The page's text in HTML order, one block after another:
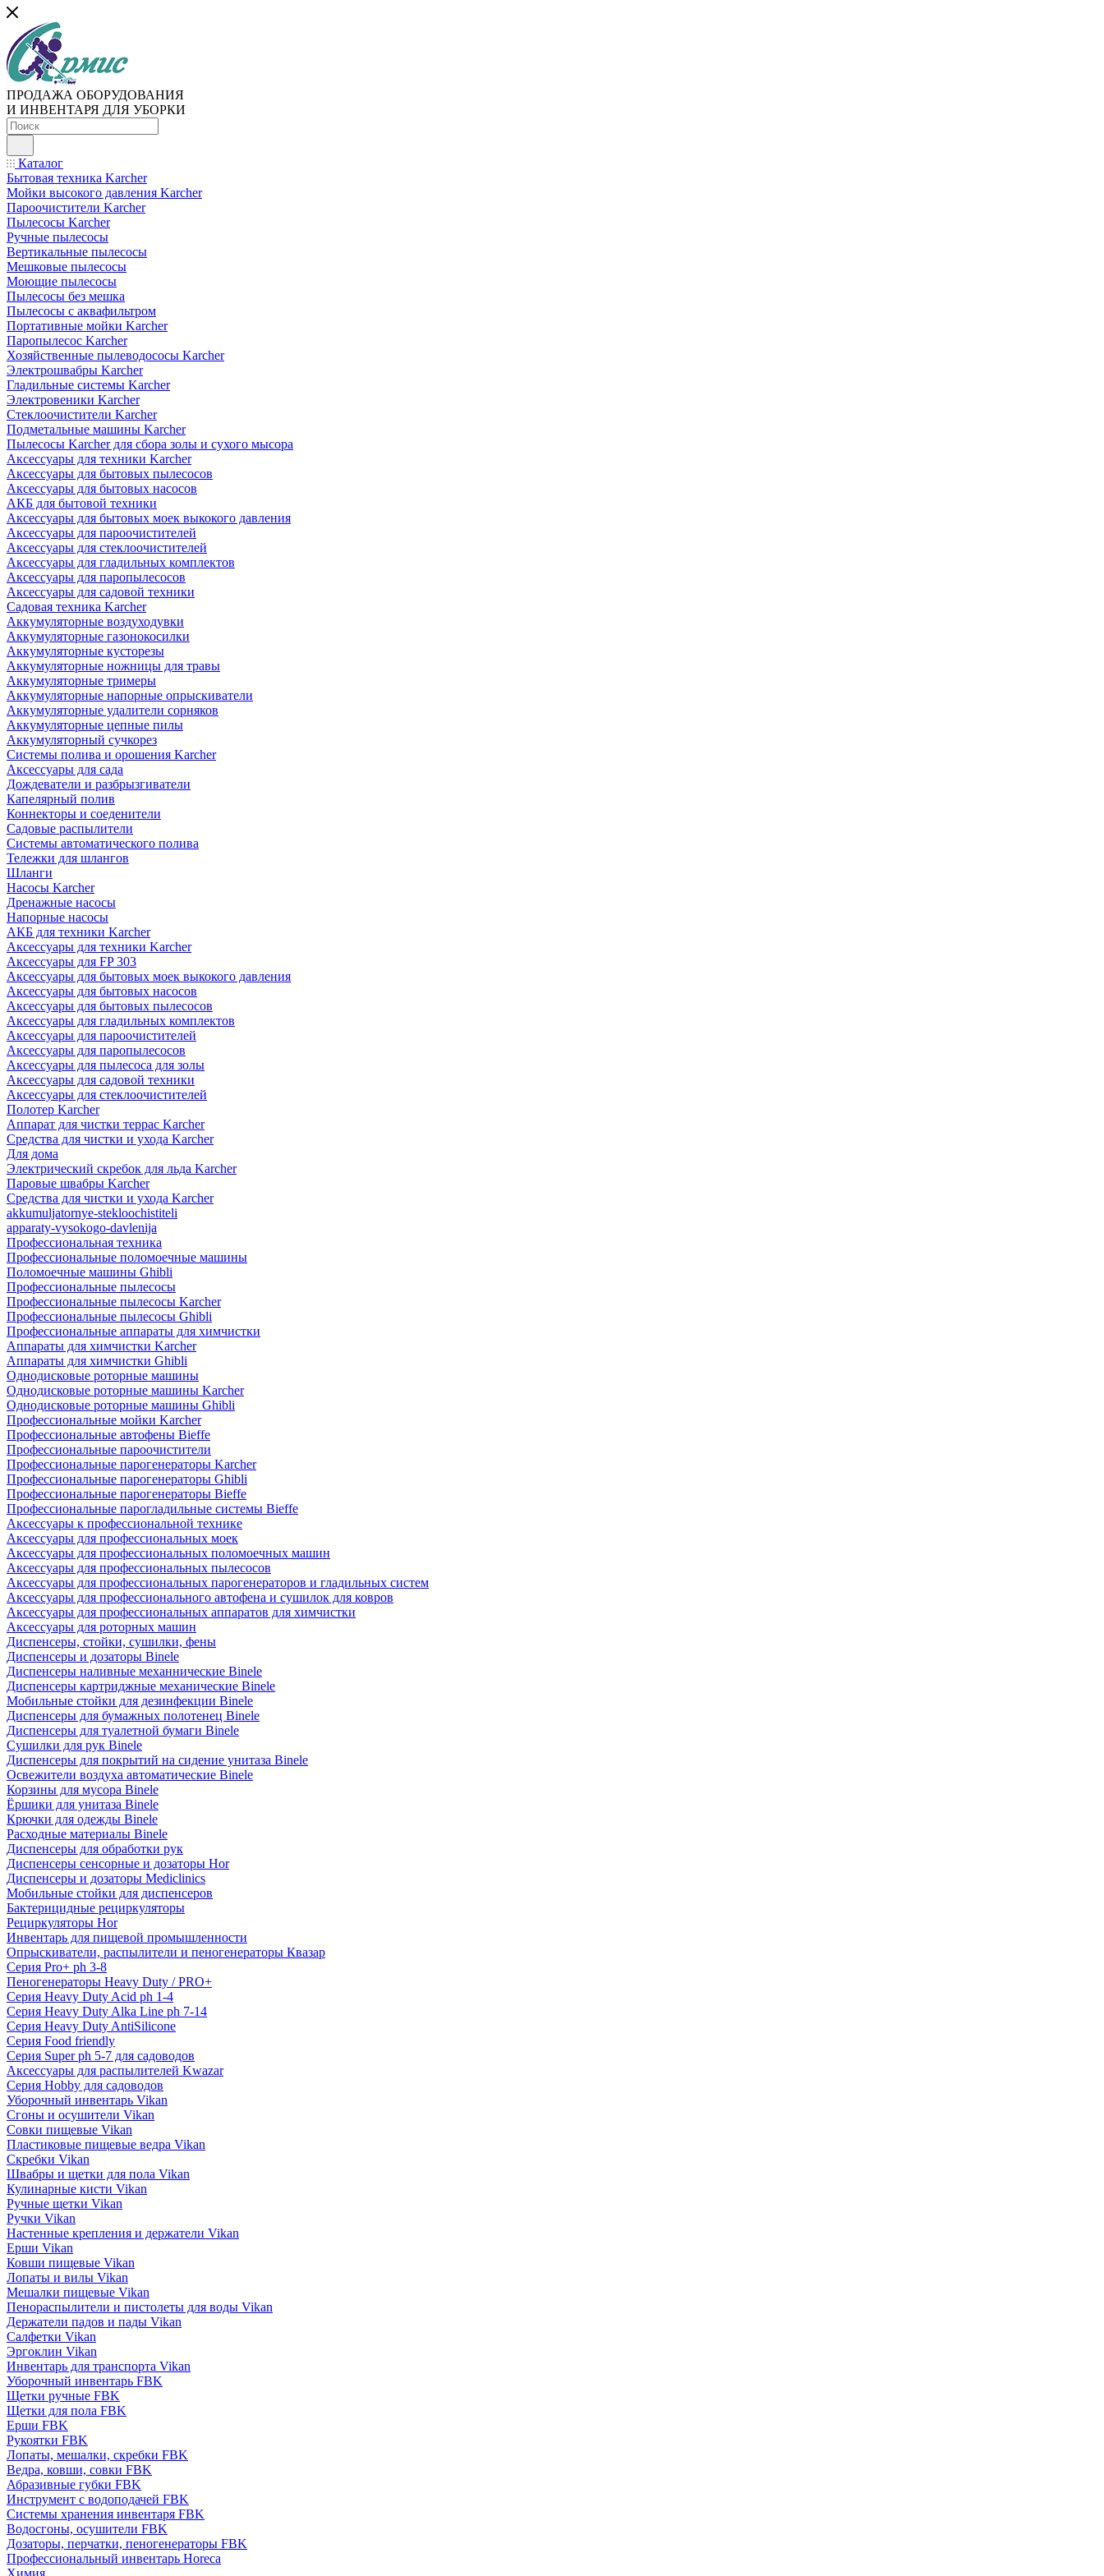
ПРОДАЖА ОБОРУДОВАНИЯ
И ИНВЕНТАРЯ ДЛЯ УБОРКИ
Каталог
Бытовая техника Karcher
Мойки высокого давления Karcher
Пароочистители Karcher
Пылесосы Karcher
Ручные пылесосы
Вертикальные пылесосы
Мешковые пылесосы
Моющие пылесосы
Пылесосы без мешка
Пылесосы с аквафильтром
Портативные мойки Karcher
Паропылесос Karcher
Хозяйственные пылеводососы Karcher
Электрошвабры Karcher
Гладильные системы Karcher
Электровеники Karcher
Стеклоочистители Karcher
Подметальные машины Karcher
Пылесосы Karcher для сбора золы и сухого мысора
Аксессуары для техники Karcher
Аксессуары для бытовых пылесосов
Аксессуары для бытовых насосов
АКБ для бытовой техники
Аксессуары для бытовых моек выкокого давления
Аксессуары для пароочистителей
Аксессуары для стеклоочистителей
Аксессуары для гладильных комплектов
Аксессуары для паропылесосов
Аксессуары для садовой техники
Садовая техника Karcher
Аккумуляторные воздуходувки
Аккумуляторные газонокосилки
Аккумуляторные кусторезы
Аккумуляторные ножницы для травы
Аккумуляторные тримеры
Аккумуляторные напорные опрыскиватели
Аккумуляторные удалители сорняков
Аккумуляторные цепные пилы
Аккумуляторный сучкорез
Системы полива и орошения Karcher
Аксессуары для сада
Дождеватели и разбрызгиватели
Капелярный полив
Коннекторы и соеденители
Садовые распылители
Системы автоматического полива
Тележки для шлангов
Шланги
Насосы Karcher
Дренажные насосы
Напорные насосы
АКБ для техники Karcher
Аксессуары для техники Karcher
Аксессуары для FP 303
Аксессуары для бытовых моек выкокого давления
Аксессуары для бытовых насосов
Аксессуары для бытовых пылесосов
Аксессуары для гладильных комплектов
Аксессуары для пароочистителей
Аксессуары для паропылесосов
Аксессуары для пылесоса для золы
Аксессуары для садовой техники
Аксессуары для стеклоочистителей
Полотер Karcher
Аппарат для чистки террас Karcher
Средства для чистки и ухода Karcher
Для дома
Электрический скребок для льда Karcher
Паровые швабры Karcher
Средства для чистки и ухода Karcher
akkumuljatornye-stekloochistiteli
apparaty-vysokogo-davlenija
Профессиональная техника
Профессиональные поломоечные машины
Поломоечные машины Ghibli
Профессиональные пылесосы
Профессиональные пылесосы Karcher
Профессиональные пылесосы Ghibli
Профессиональные аппараты для химчистки
Аппараты для химчистки Karcher
Аппараты для химчистки Ghibli
Однодисковые роторные машины
Однодисковые роторные машины Karcher
Однодисковые роторные машины Ghibli
Профессиональные мойки Karcher
Профессиональные автофены Bieffe
Профессиональные пароочистители
Профессиональные парогенераторы Karcher
Профессиональные парогенераторы Ghibli
Профессиональные парогенераторы Bieffe
Профессиональные парогладильные системы Bieffe
Аксессуары к профессиональной технике
Аксессуары для профессиональных моек
Аксессуары для профессиональных поломоечных машин
Аксессуары для профессиональных пылесосов
Аксессуары для профессиональных парогенераторов и гладильных систем
Аксессуары для профессионального автофена и сушилок для ковров
Аксессуары для профессиональных аппаратов для химчистки
Аксессуары для роторных машин
Диспенсеры, стойки, сушилки, фены
Диспенсеры и дозаторы Binele
Диспенсеры наливные механнические Binele
Диспенсеры картриджные механические Binele
Мобильные стойки для дезинфекции Binele
Диспенсеры для бумажных полотенец Binele
Диспенсеры для туалетной бумаги Binele
Сушилки для рук Binele
Диспенсеры для покрытий на сидение унитаза Binele
Освежители воздуха автоматические Binele
Корзины для мусора Binele
Ёршики для унитаза Binele
Крючки для одежды Binele
Расходные материалы Binele
Диспенсеры для обработки рук
Диспенсеры сенсорные и дозаторы Hor
Диспенсеры и дозаторы Mediclinics
Мобильные стойки для диспенсеров
Бактерицидные рециркуляторы
Рециркуляторы Hor
Инвентарь для пищевой промышленности
Опрыскиватели, распылители и пеногенераторы Квазар
Серия Pro+ ph 3-8
Пеногенераторы Heavy Duty / PRO+
Серия Heavy Duty Acid ph 1-4
Серия Heavy Duty Alka Line ph 7-14
Серия Heavy Duty AntiSilicone
Серия Food friendly
Серия Super ph 5-7 для садоводов
Аксессуары для распылителей Kwazar
Серия Hobby для садоводов
Уборочный инвентарь Vikan
Сгоны и осушители Vikan
Совки пищевые Vikan
Пластиковые пищевые ведра Vikan
Скребки Vikan
Швабры и щетки для пола Vikan
Кулинарные кисти Vikan
Ручные щетки Vikan
Ручки Vikan
Настенные крепления и держатели Vikan
Ерши Vikan
Ковши пищевые Vikan
Лопаты и вилы Vikan
Мешалки пищевые Vikan
Пенораспылители и пистолеты для воды Vikan
Держатели падов и пады Vikan
Салфетки Vikan
Эргоклин Vikan
Инвентарь для транспорта Vikan
Уборочный инвентарь FBK
Щетки ручные FBK
Щетки для пола FBK
Ерши FBK
Рукоятки FBK
Лопаты, мешалки, скребки FBK
Ведра, ковши, совки FBK
Абразивные губки FBK
Инструмент с водоподачей FBK
Системы хранения инвентаря FBK
Водосгоны, осушители FBK
Дозаторы, перчатки, пеногенераторы FBK
Профессиональный инвентарь Horeca
Химия